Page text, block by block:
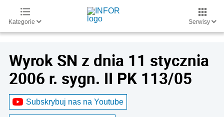
Kategorie Serwisy
Wyrok SN z dnia 11 stycznia
2006 r. sygn. II PK 113/05
Subskrybuj nas na Youtube